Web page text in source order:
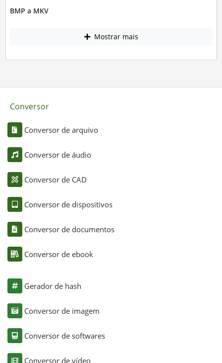
BMP a MKV
Mostrar mais
Conversor
Conversor de arquivo
Conversor de áudio
Conversor de CAD
Conversor de dispositivos
Conversor de documentos
Conversor de ebook
Gerador de hash
Conversor de imagem
Conversor de softwares
Conversor de vídeo